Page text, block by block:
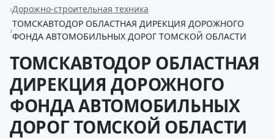
Дорожно-строительная техника
ТОМСКАВТОДОР ОБЛАСТНАЯ ДИРЕКЦИЯ ДОРОЖНОГО
ФОНДА АВТОМОБИЛЬНЫХ ДОРОГ ТОМСКОЙ ОБЛАСТИ
ТОМСКАВТОДОР ОБЛАСТНАЯ
ДИРЕКЦИЯ ДОРОЖНОГО
ФОНДА АВТОМОБИЛЬНЫХ
ДОРОГ ТОМСКОЙ ОБЛАСТИ